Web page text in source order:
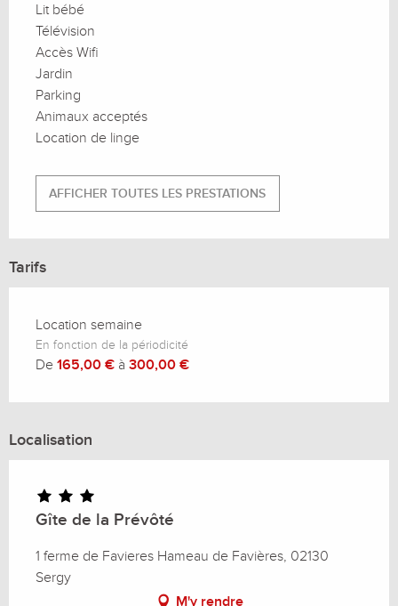
Lit bébé
Télévision
Accès Wifi
Jardin
Parking
Animaux acceptés
Location de linge
AFFICHER TOUTES LES PRESTATIONS
Tarifs
Location semaine
En fonction de la périodicité
De 165,00 € à 300,00 €
Localisation
Gîte de la Prévôté
1 ferme de Favieres Hameau de Favières, 02130
Sergy
M'y rendre